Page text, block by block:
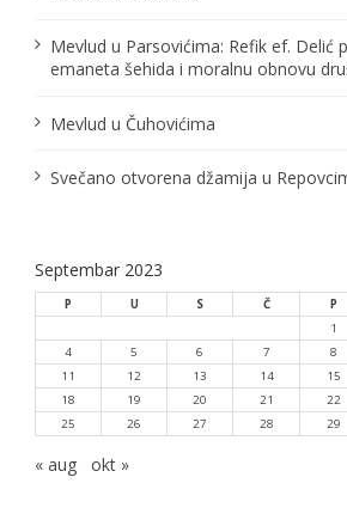
Mevlud u Parsovićima: Refik ef. Delić
emaneta šehida i moralnu obnovu
Mevlud u Čuhovićima
Svečano otvorena džamija u
Septembar 2023
P U S Č P
1
4
5 6 7 8
11
12 13 14 15
18
19 20 21 22
25
26 27 28 29
« aug okt »